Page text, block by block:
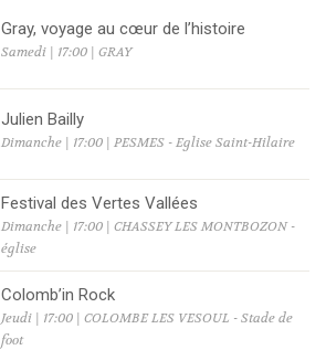
Gray, voyage au cœur de l’histoire
Samedi | 17:00 | GRAY
Julien Bailly
Dimanche | 17:00 | PESMES - Eglise Saint-Hilaire
Festival des Vertes Vallées
Dimanche | 17:00 | CHASSEY LES MONTBOZON -
église
Colomb’in Rock
Jeudi | 17:00 | COLOMBE LES VESOUL - Stade de
foot